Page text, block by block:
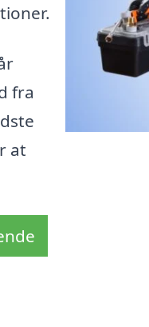
fra
at